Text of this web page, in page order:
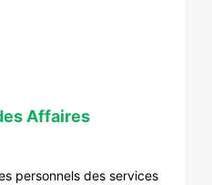
Affaires
personnels des services